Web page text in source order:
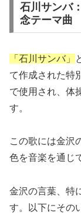
石川サンバ
念テーマ曲
「石川サンバ」
て作成された特
で使用され、体
す。
この歌には金沢
色を音楽を通じ
金沢の言葉、特
す。以下にその